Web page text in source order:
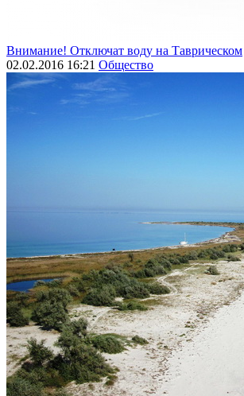
Внимание! Отключат воду на Таврическом
02.02.2016 16:21 Общество